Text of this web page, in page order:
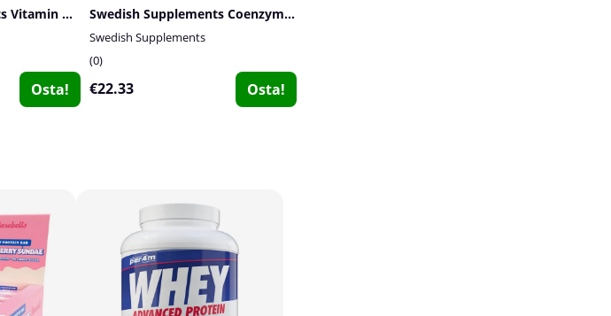
Swedish Supplements Vitamin & Mineral Complex
Osta!
Swedish Supplements Coenzym Q10, 60 caps
Swedish Supplements
0
€22.33 Osta!